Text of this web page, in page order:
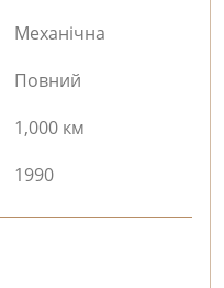
Механічна
Повний
1,000 км
1990